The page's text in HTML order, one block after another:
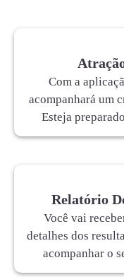
Com a
acompanhará um
Esteja
Relatório
Você vai
detalhes dos
acompanhar o